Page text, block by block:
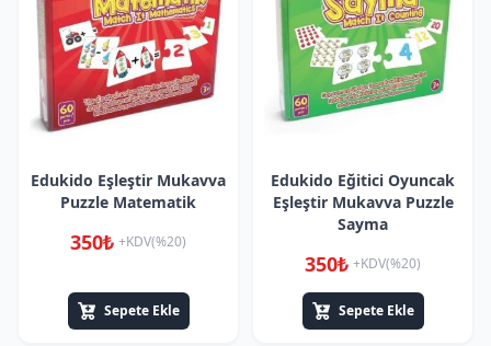
Edukido Eşleştir Mukavva
Puzzle Matematik
350₺ +KDV(%20)
Sepete Ekle
Edukido Eğitici Oyuncak
Eşleştir Mukavva Puzzle
Sayma
350₺ +KDV(%20)
Sepete Ekle